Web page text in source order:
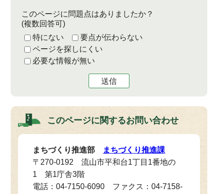
このページに問題点はありましたか？
(複数回答可)
特にない
要点が伝わらない
ページを探しにくい
必要な情報が無い
送信
このページに関するお問い合わせ
まちづくり推進部
まちづくり推進課
〒270-0192 流山市平和台1丁目1番地の
1 第1庁舎3階
電話：04-7150-6090 ファクス：04-7158-